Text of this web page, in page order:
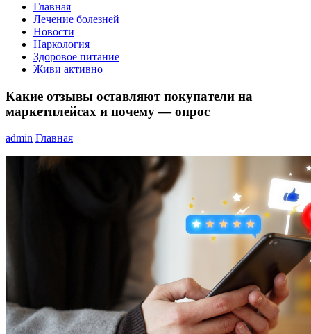
Главная
Лечение болезней
Новости
Наркология
Здоровое питание
Живи активно
Какие отзывы оставляют покупатели на
маркетплейсах и почему — опрос
admin Главная